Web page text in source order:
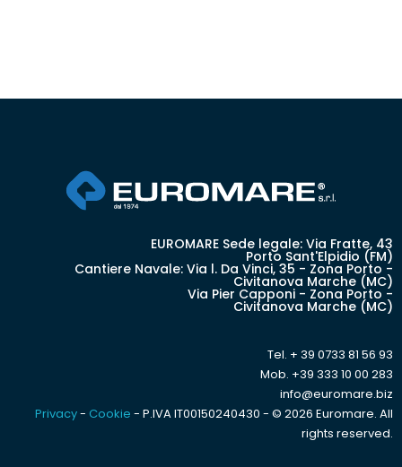
EUROMARE Sede legale: Via Fratte, 43
Porto Sant'Elpidio (FM)
Cantiere Navale: Via l. Da Vinci, 35 - Zona Porto -
Civitanova Marche (MC)
Via Pier Capponi - Zona Porto -
Civitanova Marche (MC)
Tel. + 39 0733 81 56 93
Mob. +39 333 10 00 283
info@euromare.biz
Privacy- Cookie - P.IVA IT00150240430 - © 2026 Euromare. All
rights reserved.